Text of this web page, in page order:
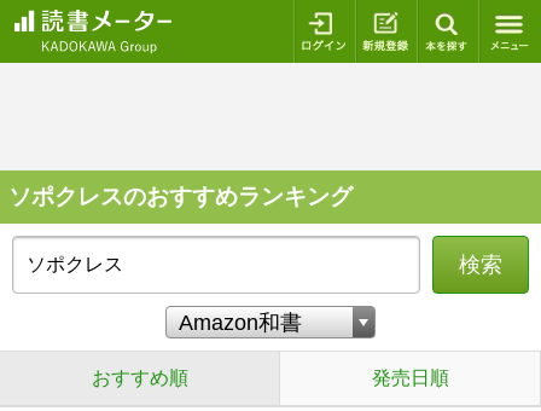
ログイン 新規登録
ソポクレスのおすすめランキング
検索
おすすめ順 発売日順